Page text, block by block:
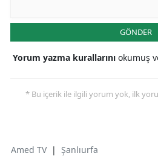
GÖNDER
Yorum yazma kurallarını okumuş
* Bu içerik ile ilgili yorum yok, ilk
Amed TV | Şanlıurfa